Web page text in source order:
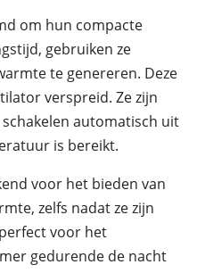
om hun compacte
gebruiken ze
te genereren. Deze
verspreid. Ze zijn
automatisch uit
is bereikt.
voor het bieden van
zelfs nadat ze zijn
voor het
gedurende de nacht